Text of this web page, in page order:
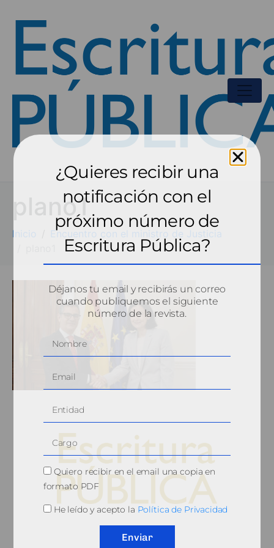
plano1
Inicio
Encuentro con el ministro de Justicia
¿Quieres recibir una
notificación con el
próximo número de
Escritura Pública?
Déjanos tu email y recibirás un correo
cuando publiquemos el siguiente
número de la revista.
Quiero recibir en el email una copia en
formato PDF
He leído y acepto la Política de Privacidad
Enviar